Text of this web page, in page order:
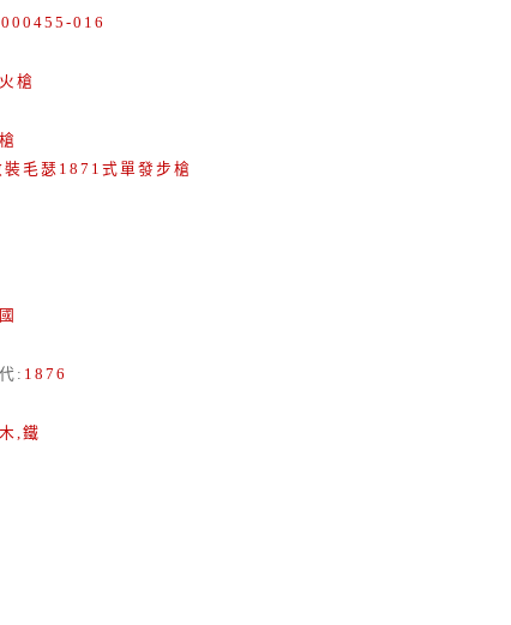
016
槍
裝毛瑟1871式單發步槍
: 1876
木,鐵